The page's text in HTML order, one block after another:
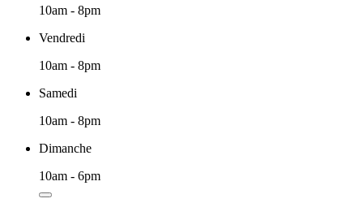
10am - 8pm
Vendredi
10am - 8pm
Samedi
10am - 8pm
Dimanche
10am - 6pm